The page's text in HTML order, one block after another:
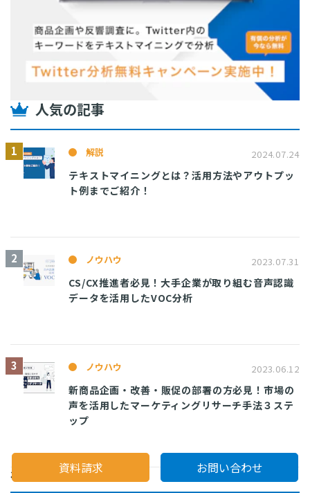
人気の記事
解説 2024.07.24
テキストマイニングとは？活用方法やアウトプッ
ト例までご紹介！
ノウハウ 2023.07.31
CS/CX推進者必見！大手企業が取り組む音声認識
データを活用したVOC分析
ノウハウ 2023.06.12
新商品企画・改善・販促の部署の方必見！市場の
声を活用したマーケティングリサーチ手法３ステ
ップ
年別アーカイブ
資料請求 お問い合わせ